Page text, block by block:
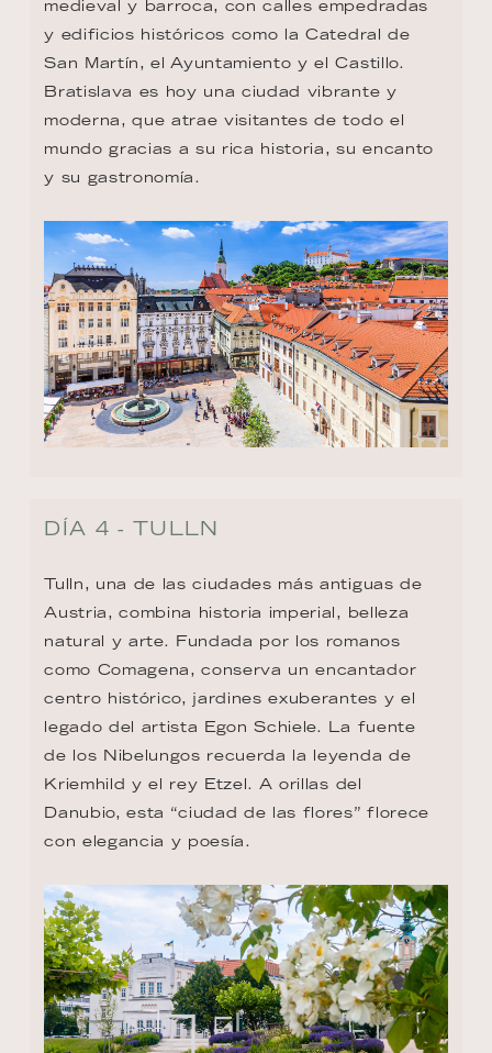
medieval y barroca, con calles empedradas
y edificios históricos como la Catedral de
San Martín, el Ayuntamiento y el Castillo.
Bratislava es hoy una ciudad vibrante y
moderna, que atrae visitantes de todo el
mundo gracias a su rica historia, su encanto
y su gastronomía.
DÍA 4 - TULLN
Tulln, una de las ciudades más antiguas de
Austria, combina historia imperial, belleza
natural y arte. Fundada por los romanos
como Comagena, conserva un encantador
centro histórico, jardines exuberantes y el
legado del artista Egon Schiele. La fuente
de los Nibelungos recuerda la leyenda de
Kriemhild y el rey Etzel. A orillas del
Danubio, esta “ciudad de las flores” florece
con elegancia y poesía.